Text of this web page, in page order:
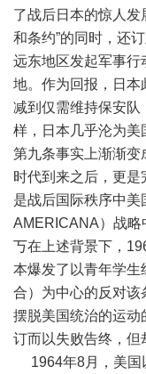
了战后日本的惊人发
和条约”的同时，还
远东地区发起军事行
地。作为回报，日本
减到仅需维持保安队
样，日本几乎沦为美
第九条事实上渐渐
时代到来之后，更
是战后国际秩序中
AMERICANA）战
丂在上述背景下，
本爆发了以青年学生
合）为中心的反对该
摆脱美国统治的运动
订而以失败告终，
1964年8月，美国